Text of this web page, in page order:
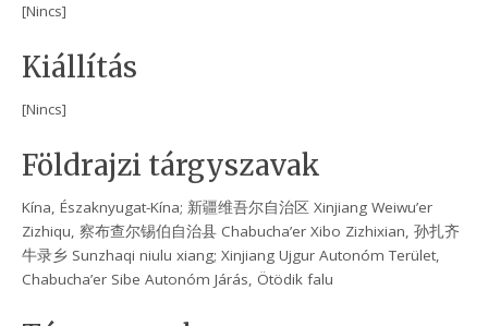
[Nincs]
Kiállítás
[Nincs]
Földrajzi tárgyszavak
Kína, Északnyugat-Kína; 新疆维吾尔自治区 Xinjiang Weiwu’er
Zizhiqu, 察布查尔锡伯自治县 Chabucha’er Xibo Zizhixian, 孙扎齐
牛录乡 Sunzhaqi niulu xiang; Xinjiang Ujgur Autonóm Terület,
Chabucha’er Sibe Autonóm Járás, Ötödik falu